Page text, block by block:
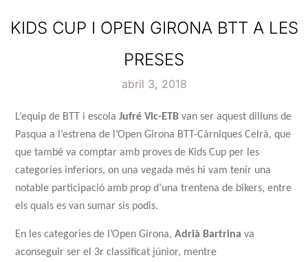
KIDS CUP I OPEN GIRONA BTT A LES
PRESES
abril 3, 2018
L’equip de BTT i escolaJufré Vic-ETB van ser aquest dilluns de
Pasqua a l’estrena de l’Open Girona BTT-Càrniques Celrà, que
que també va comptar amb proves de Kids Cup per les
categories inferiors, on una vegada més hi vam tenir una
notable participació amb prop d’una trentena de bikers, entre
els quals es van sumar sis podis.
En les categories de l’Open Girona,Adrià Bartrina va
aconseguir ser el 3r classificat júnior, mentre